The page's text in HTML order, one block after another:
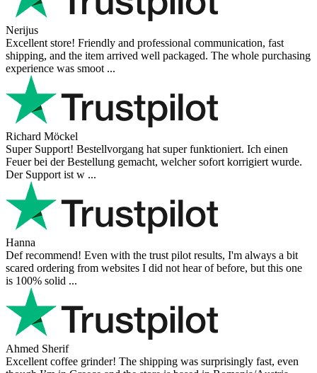
Nerijus
Excellent store! Friendly and professional communication, fast
shipping, and the item arrived well packaged. The whole purchasing
experience was smoot ...
Richard Möckel
Super Support! Bestellvorgang hat super funktioniert. Ich einen
Feuer bei der Bestellung gemacht, welcher sofort korrigiert wurde.
Der Support ist w ...
Hanna
Def recommend! Even with the trust pilot results, I'm always a bit
scared ordering from websites I did not hear of before, but this one
is 100% solid ...
Ahmed Sherif
Excellent coffee grinder! The shipping was surprisingly fast, even